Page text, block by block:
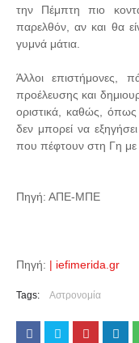
την Πέμπτη πιο
παρελθόν, αν και θα
γυμνά μάτια.
Άλλοι επιστήμονες,
προέλευσης και
οριστικά, καθώς,
δεν μπορεί να
που πέφτουν στη Γη
Πηγή: ΑΠΕ-ΜΠΕ
Πηγή: | iefimerida.gr
Tags: Αστρονομία